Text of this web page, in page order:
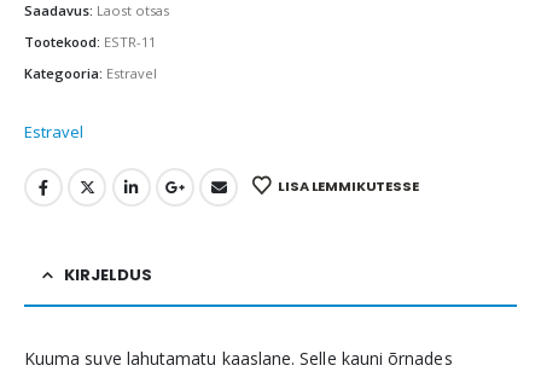
Saadavus: Laost otsas
Tootekood: ESTR-11
Kategooria: Estravel
Estravel
LISA LEMMIKUTESSE
KIRJELDUS
Kuuma suve lahutamatu kaaslane. Selle kauni õrnades